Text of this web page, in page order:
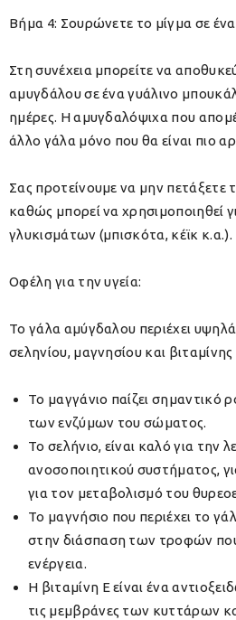
Βήμα 4: Σουρώνετε το μίγμα σε
Στη συνέχεια μπορείτε να
αμυγδάλου σε ένα γυάλινο
ημέρες. Η αμυγδαλόψιχα που
άλλο γάλα μόνο που θα είναι πιο
Σας προτείνουμε να μην πετάξετε
καθώς μπορεί να χρησιμοποιηθεί
γλυκισμάτων (μπισκότα, κέϊκ κ.α.).
Οφέλη για την υγεία:
Το γάλα αμύγδαλου περιέχει
σεληνίου, μαγνησίου και βιταμίνης
Το μαγγάνιο παίζει σημαντικό
των ενζύμων του σώματος.
Το σελήνιο, είναι καλό για την
ανοσοποιητικού συστήματος,
για τον μεταβολισμό του
Το μαγνήσιο που περιέχει το
στην διάσπαση των τροφών
ενέργεια.
Η βιταμίνη Ε είναι ένα
τις μεμβράνες των κυττάρων